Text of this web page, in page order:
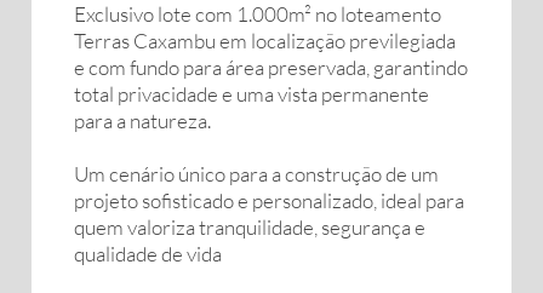
Exclusivo lote com 1.000m² no loteamento
Terras Caxambu em localização previlegiada
e com fundo para área preservada, garantindo
total privacidade e uma vista permanente
para a natureza.
Um cenário único para a construção de um
projeto sofisticado e personalizado, ideal para
quem valoriza tranquilidade, segurança e
qualidade de vida